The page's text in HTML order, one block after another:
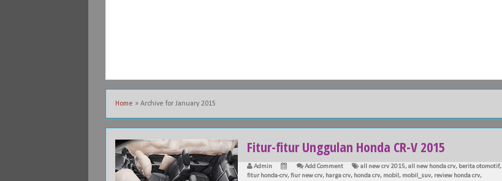
Home » Archive for January 2015
Fitur-fitur Unggulan Honda CR-V 2015
Admin Add Comment all new crv 2015,all new honda crv, berita otomotif,
fitur honda-crv,fiur new crv, harga crv, honda crv, mobil , mobil_suv, review honda crv,